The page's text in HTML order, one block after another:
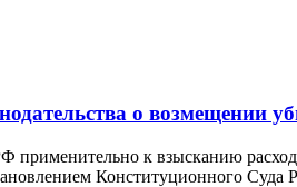
о возмещении
к взысканию
Конституционного Суда